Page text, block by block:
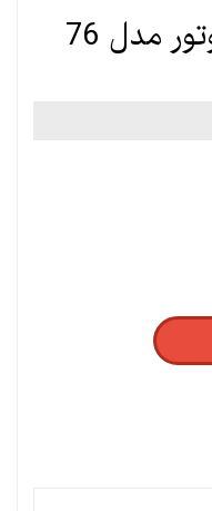
ترموستات بابا پارت موتور مدل 76